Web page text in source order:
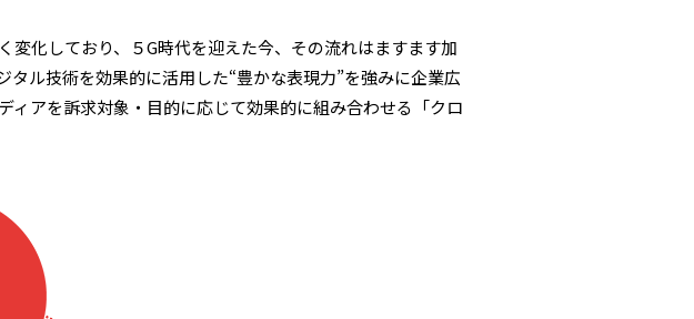
化しており、５G時代を迎えた今、その流れはますます加
ル技術を効果的に活用した“豊かな表現力”を強みに企業広
アを訴求対象・目的に応じて効果的に組み合わせる「クロ